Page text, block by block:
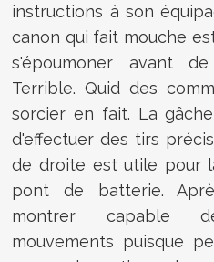
instructions à son
canon qui fait mouche
s'époumoner avant
Terrible. Quid des
sorcier en fait. La
d'effectuer des tirs
de droite est utile pour
pont de batterie.
montrer capable
mouvements puisque